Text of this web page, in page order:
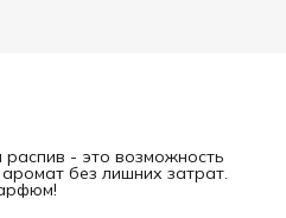
- это возможность
без лишних затрат.